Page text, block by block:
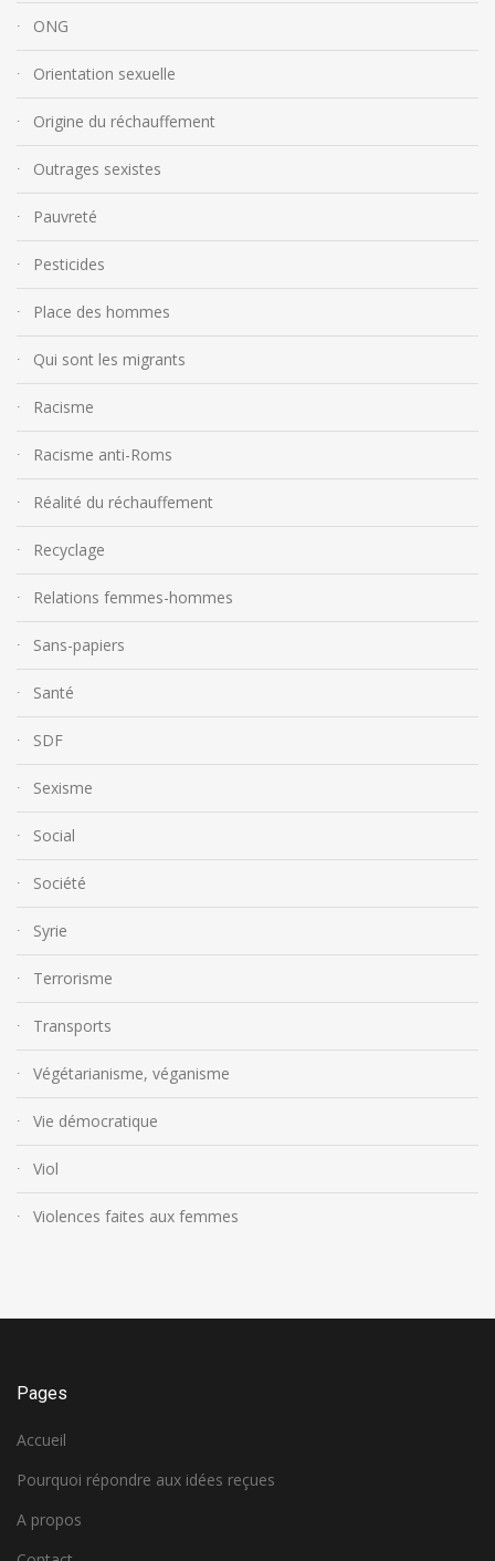
ONG
Orientation sexuelle
Origine du réchauffement
Outrages sexistes
Pauvreté
Pesticides
Place des hommes
Qui sont les migrants
Racisme
Racisme anti-Roms
Réalité du réchauffement
Recyclage
Relations femmes-hommes
Sans-papiers
Santé
SDF
Sexisme
Social
Société
Syrie
Terrorisme
Transports
Végétarianisme, véganisme
Vie démocratique
Viol
Violences faites aux femmes
Pages
Accueil
Pourquoi répondre aux idées reçues
A propos